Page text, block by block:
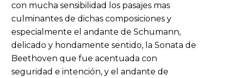
con mucha sensibilidad los pasajes mas
culminantes de dichas composiciones y
especialmente el andante de Schumann,
delicado y hondamente sentido, la Sonata de
Beethoven que fue acentuada con
seguridad e intención, y el andante de